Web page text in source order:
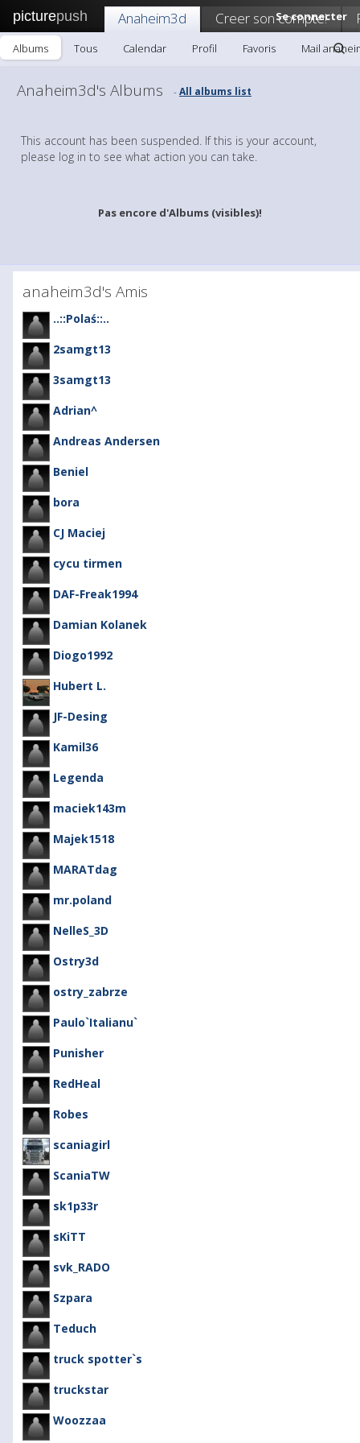
picturepush Se connecter
Anaheim3d Creer son compte!
Albums Tous Calendar Profil Favoris Mail
Anaheim3d's Albums -All albums list
This account has been suspended. If this is your account,
please log in to see what action you can take.
Pas encore d'Albums (visibles)!
anaheim3d's Amis
..::Polaś::..
2samgt13
3samgt13
Adrian^
Andreas Andersen
Beniel
bora
CJ Maciej
cycu tirmen
DAF-Freak1994
Damian Kolanek
Diogo1992
Hubert L.
JF-Desing
Kamil36
Legenda
maciek143m
Majek1518
MARATdag
mr.poland
NelleS_3D
Ostry3d
ostry_zabrze
Paulo`Italianu`
Punisher
RedHeal
Robes
scaniagirl
ScaniaTW
sk1p33r
sKiTT
svk_RADO
Szpara
Teduch
truck spotter`s
truckstar
Woozzaa